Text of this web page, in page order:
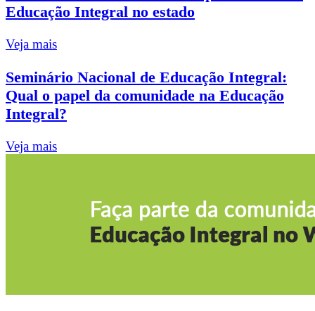
Educação Integral no estado
Veja mais
Seminário Nacional de Educação Integral:
Qual o papel da comunidade na Educação
Integral?
Veja mais